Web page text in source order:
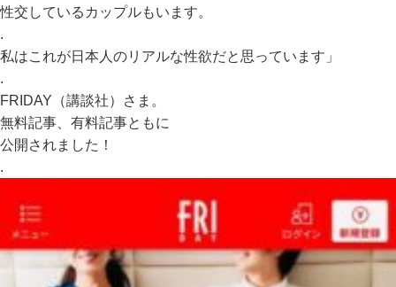
性交しているカップルもいます。
.
私はこれが日本人のリアルな性欲だと思っています」
.
FRIDAY（講談社）さま。
無料記事、有料記事ともに
公開されました！
.